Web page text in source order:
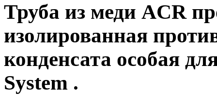
Труба из меди ACR
изолированная
конденсата особая
System .